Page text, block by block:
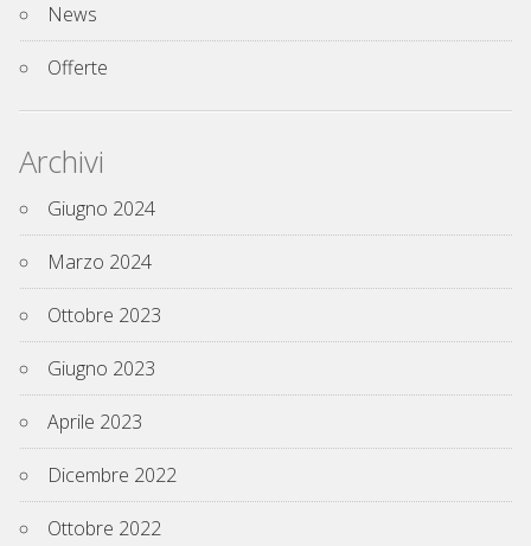
News
Offerte
Archivi
Giugno 2024
Marzo 2024
Ottobre 2023
Giugno 2023
Aprile 2023
Dicembre 2022
Ottobre 2022